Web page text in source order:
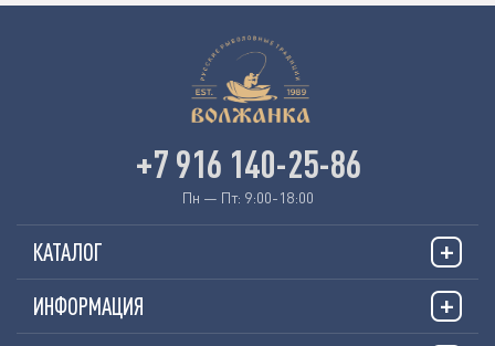
КАТАЛОГ
ИНФОРМАЦИЯ
+7 916 140-25-86
Пн — Пт: 9:00-18:00